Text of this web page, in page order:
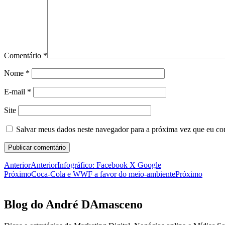
Comentário *
Nome *
E-mail *
Site
Salvar meus dados neste navegador para a próxima vez que eu
AnteriorAnteriorInfográfico: Facebook X Google
PróximoCoca-Cola e WWF a favor do meio-ambientePróximo
Blog do André DAmasceno​